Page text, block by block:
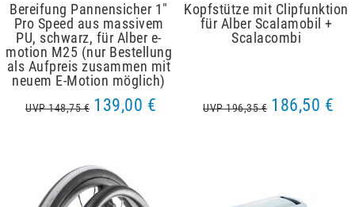
Bereifung Pannensicher 1"
Pro Speed aus massivem
PU, schwarz, für Alber e-
motion M25 (nur Bestellung
als Aufpreis zusammen mit
neuem E-Motion möglich)
UVP 148,75 € 139,00 €
Kopfstütze mit Clipfunktion
für Alber Scalamobil +
Scalacombi
UVP 196,35 € 186,50 €